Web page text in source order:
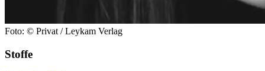
Foto: © Privat / Leykam Verlag
Stoffe